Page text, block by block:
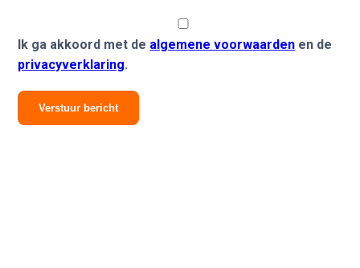
Ik ga akkoord met de algemene voorwaarden en de
privacyverklaring.
Verstuur bericht